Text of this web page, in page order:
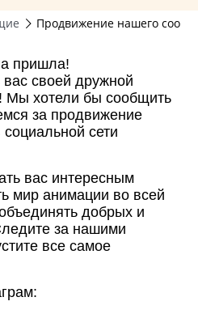
Продвижение нашего
пришла!
своей дружной
Мы хотели бы сообщить
за продвижение
сети
вас интересным
мир анимации во всей
добрых и
за нашими
все самое